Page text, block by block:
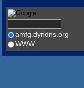
amfg.dyndns.org
WWW